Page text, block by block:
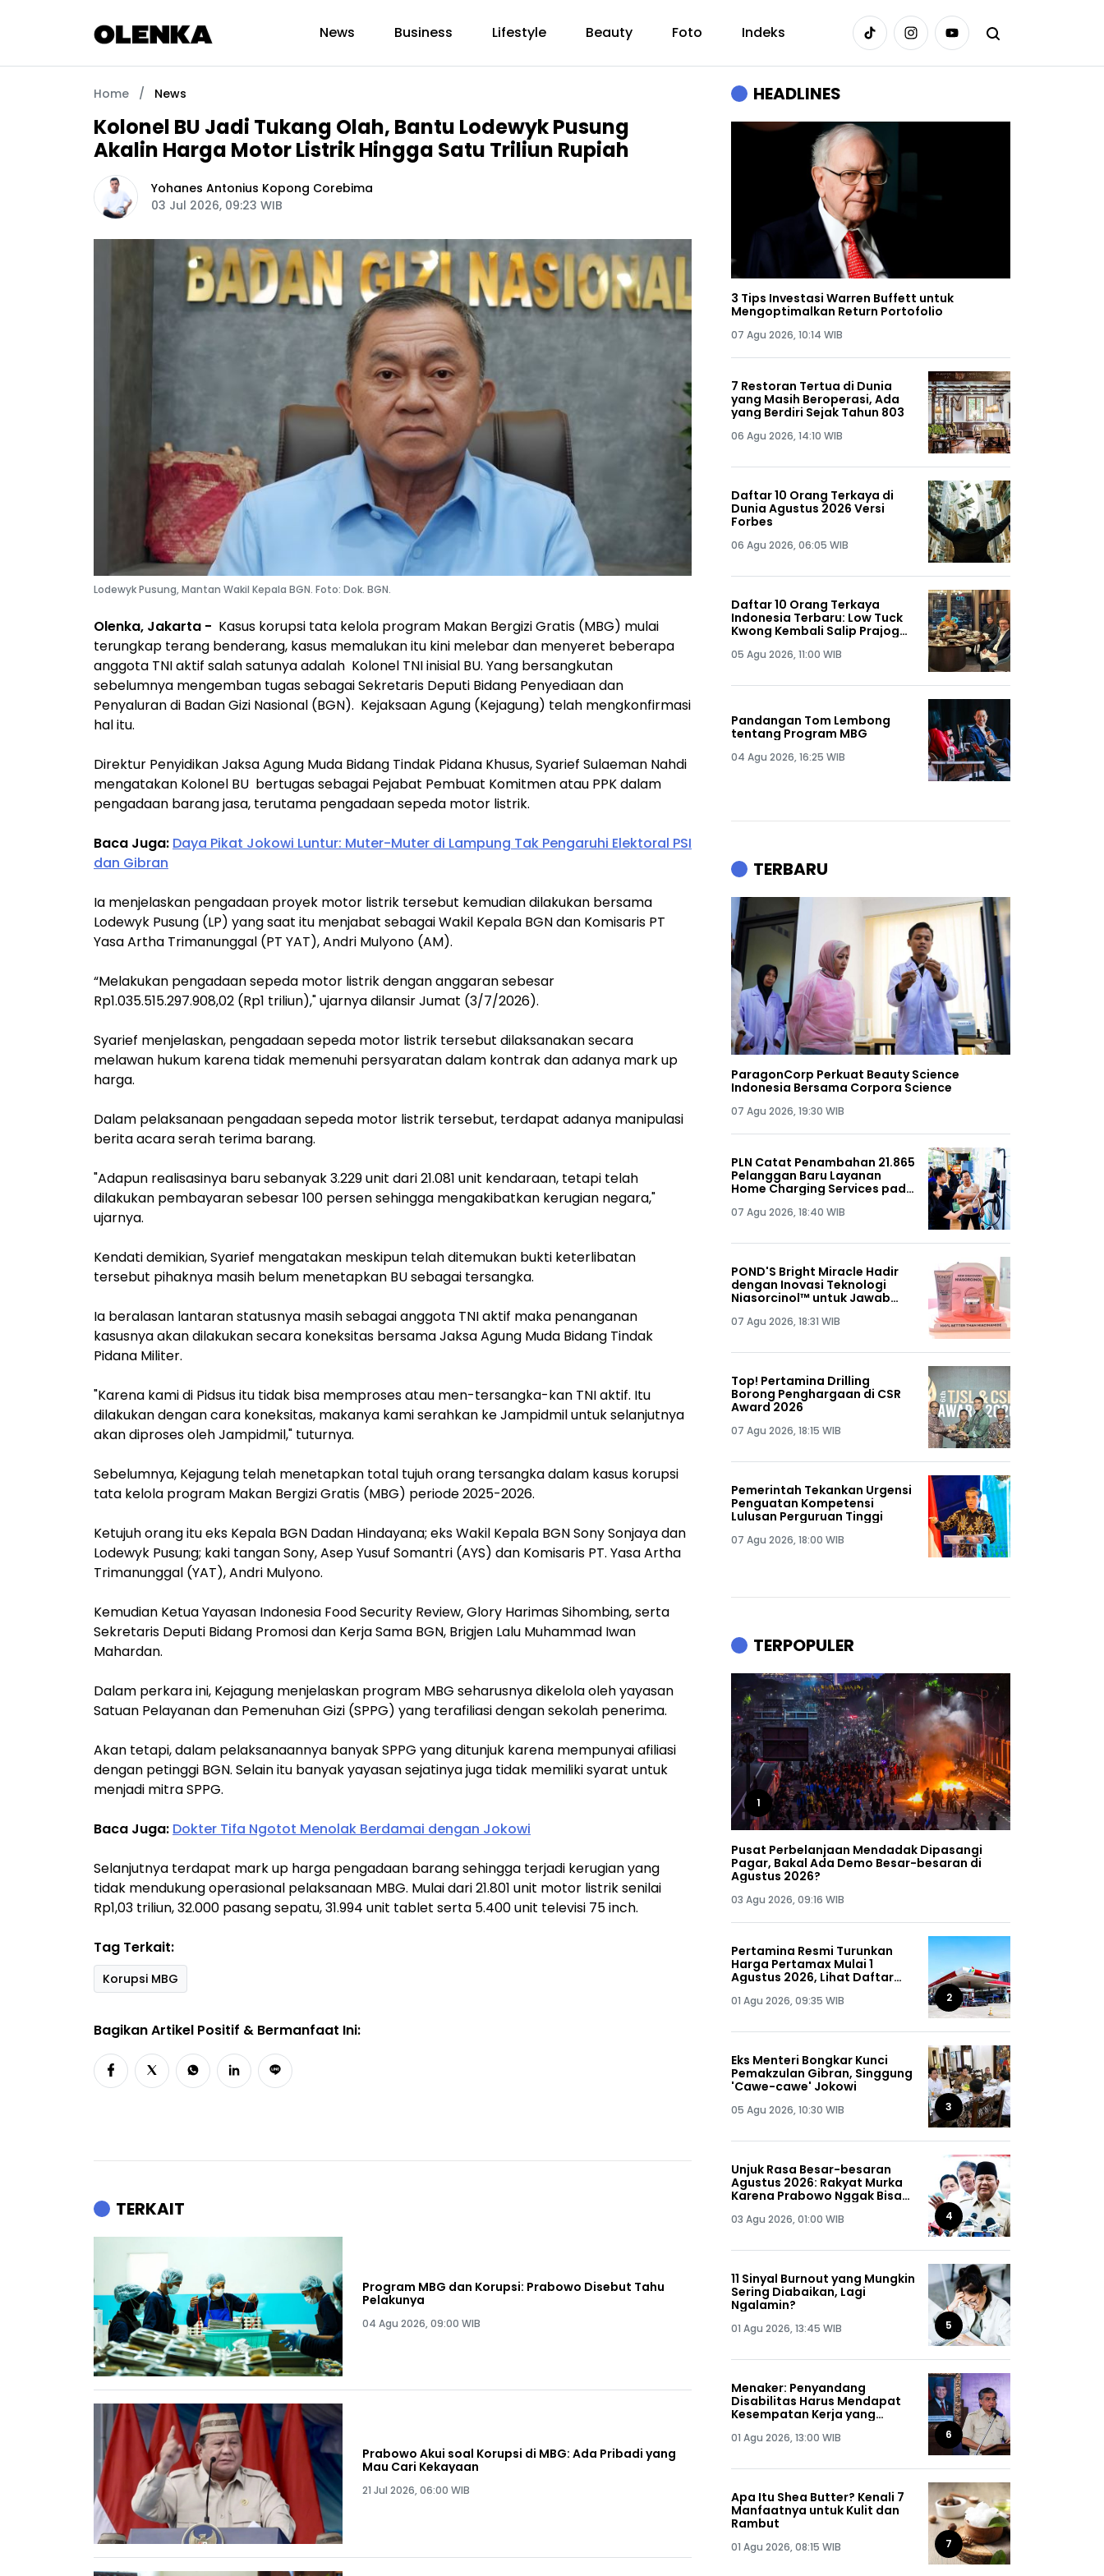
News Business Lifestyle Beauty Foto Indeks
Home / News
Kolonel BU Jadi Tukang Olah, Bantu Lodewyk Pusung
Akalin Harga Motor Listrik Hingga Satu Triliun Rupiah
Yohanes Antonius Kopong Corebima
03 Jul 2026, 09:23 WIB
Lodewyk Pusung, Mantan Wakil Kepala BGN. Foto: Dok. BGN.
Olenka, Jakarta - Kasus korupsi tata kelola program Makan Bergizi Gratis (MBG) mulai
terungkap terang benderang, kasus memalukan itu kini melebar dan menyeret beberapa
anggota TNI aktif salah satunya adalah Kolonel TNI inisial BU. Yang bersangkutan
sebelumnya mengemban tugas sebagai Sekretaris Deputi Bidang Penyediaan dan
Penyaluran di Badan Gizi Nasional (BGN). Kejaksaan Agung (Kejagung) telah mengkonfirmasi
hal itu.
Direktur Penyidikan Jaksa Agung Muda Bidang Tindak Pidana Khusus, Syarief Sulaeman Nahdi
mengatakan Kolonel BU bertugas sebagai Pejabat Pembuat Komitmen atau PPK dalam
pengadaan barang jasa, terutama pengadaan sepeda motor listrik.
Baca Juga: Daya Pikat Jokowi Luntur: Muter-Muter di Lampung Tak Pengaruhi Elektoral PSI
dan Gibran
Ia menjelaskan pengadaan proyek motor listrik tersebut kemudian dilakukan bersama
Lodewyk Pusung (LP) yang saat itu menjabat sebagai Wakil Kepala BGN dan Komisaris PT
Yasa Artha Trimanunggal (PT YAT), Andri Mulyono (AM).
“Melakukan pengadaan sepeda motor listrik dengan anggaran sebesar
Rp1.035.515.297.908,02 (Rp1 triliun)," ujarnya dilansir Jumat (3/7/2026).
Syarief menjelaskan, pengadaan sepeda motor listrik tersebut dilaksanakan secara
melawan hukum karena tidak memenuhi persyaratan dalam kontrak dan adanya mark up
harga.
Dalam pelaksanaan pengadaan sepeda motor listrik tersebut, terdapat adanya manipulasi
berita acara serah terima barang.
"Adapun realisasinya baru sebanyak 3.229 unit dari 21.081 unit kendaraan, tetapi telah
dilakukan pembayaran sebesar 100 persen sehingga mengakibatkan kerugian negara,"
ujarnya.
Kendati demikian, Syarief mengatakan meskipun telah ditemukan bukti keterlibatan
tersebut pihaknya masih belum menetapkan BU sebagai tersangka.
Ia beralasan lantaran statusnya masih sebagai anggota TNI aktif maka penanganan
kasusnya akan dilakukan secara koneksitas bersama Jaksa Agung Muda Bidang Tindak
Pidana Militer.
"Karena kami di Pidsus itu tidak bisa memproses atau men-tersangka-kan TNI aktif. Itu
dilakukan dengan cara koneksitas, makanya kami serahkan ke Jampidmil untuk selanjutnya
akan diproses oleh Jampidmil," tuturnya.
Sebelumnya, Kejagung telah menetapkan total tujuh orang tersangka dalam kasus korupsi
tata kelola program Makan Bergizi Gratis (MBG) periode 2025-2026.
Ketujuh orang itu eks Kepala BGN Dadan Hindayana; eks Wakil Kepala BGN Sony Sonjaya dan
Lodewyk Pusung; kaki tangan Sony, Asep Yusuf Somantri (AYS) dan Komisaris PT. Yasa Artha
Trimanunggal (YAT), Andri Mulyono.
Kemudian Ketua Yayasan Indonesia Food Security Review, Glory Harimas Sihombing, serta
Sekretaris Deputi Bidang Promosi dan Kerja Sama BGN, Brigjen Lalu Muhammad Iwan
Mahardan.
Dalam perkara ini, Kejagung menjelaskan program MBG seharusnya dikelola oleh yayasan
Satuan Pelayanan dan Pemenuhan Gizi (SPPG) yang terafiliasi dengan sekolah penerima.
Akan tetapi, dalam pelaksanaannya banyak SPPG yang ditunjuk karena mempunyai afiliasi
dengan petinggi BGN. Selain itu banyak yayasan sejatinya juga tidak memiliki syarat untuk
menjadi mitra SPPG.
Baca Juga: Dokter Tifa Ngotot Menolak Berdamai dengan Jokowi
Selanjutnya terdapat mark up harga pengadaan barang sehingga terjadi kerugian yang
tidak mendukung operasional pelaksanaan MBG. Mulai dari 21.801 unit motor listrik senilai
Rp1,03 triliun, 32.000 pasang sepatu, 31.994 unit tablet serta 5.400 unit televisi 75 inch.
Tag Terkait:
Korupsi MBG
Bagikan Artikel Positif & Bermanfaat Ini:
TERKAIT
Program MBG dan Korupsi: Prabowo Disebut Tahu
Pelakunya
04 Agu 2026, 09:00 WIB
Prabowo Akui soal Korupsi di MBG: Ada Pribadi yang
Mau Cari Kekayaan
21 Jul 2026, 06:00 WIB
HEADLINES
3 Tips Investasi Warren Buffett untuk
Mengoptimalkan Return Portofolio
07 Agu 2026, 10:14 WIB
7 Restoran Tertua di Dunia
yang Masih Beroperasi, Ada
yang Berdiri Sejak Tahun 803
06 Agu 2026, 14:10 WIB
Daftar 10 Orang Terkaya di
Dunia Agustus 2026 Versi
Forbes
06 Agu 2026, 06:05 WIB
Daftar 10 Orang Terkaya
Indonesia Terbaru: Low Tuck
Kwong Kembali Salip Prajogo
05 Agu 2026, 11:00 WIB
Pandangan Tom Lembong
tentang Program MBG
04 Agu 2026, 16:25 WIB
TERBARU
ParagonCorp Perkuat Beauty Science
Indonesia Bersama Corpora Science
07 Agu 2026, 19:30 WIB
PLN Catat Penambahan 21.865
Pelanggan Baru Layanan
Home Charging Services pada
07 Agu 2026, 18:40 WIB
POND'S Bright Miracle Hadir
dengan Inovasi Teknologi
Niasorcinol™ untuk Jawab
Alami
07 Agu 2026, 18:31 WIB
Top! Pertamina Drilling
Borong Penghargaan di CSR
Award 2026
07 Agu 2026, 18:15 WIB
Pemerintah Tekankan Urgensi
Penguatan Kompetensi
Lulusan Perguruan Tinggi
07 Agu 2026, 18:00 WIB
TERPOPULER
1
Pusat Perbelanjaan Mendadak Dipasangi
Pagar, Bakal Ada Demo Besar-besaran di
Agustus 2026?
03 Agu 2026, 09:16 WIB
Pertamina Resmi Turunkan
Harga Pertamax Mulai 1
Agustus 2026, Lihat Daftar
01 Agu 2026, 09:35 WIB 2
Eks Menteri Bongkar Kunci
Pemakzulan Gibran, Singgung
'Cawe-cawe' Jokowi
05 Agu 2026, 10:30 WIB 3
Unjuk Rasa Besar-besaran
Agustus 2026: Rakyat Murka
Karena Prabowo Nggak Bisa
03 Agu 2026, 01:00 WIB 4
11 Sinyal Burnout yang Mungkin
Sering Diabaikan, Lagi
Ngalamin?
01 Agu 2026, 13:45 WIB 5
Menaker: Penyandang
Disabilitas Harus Mendapat
Kesempatan Kerja yang
01 Agu 2026, 13:00 WIB 6
Apa Itu Shea Butter? Kenali 7
Manfaatnya untuk Kulit dan
Rambut
01 Agu 2026, 08:15 WIB 7